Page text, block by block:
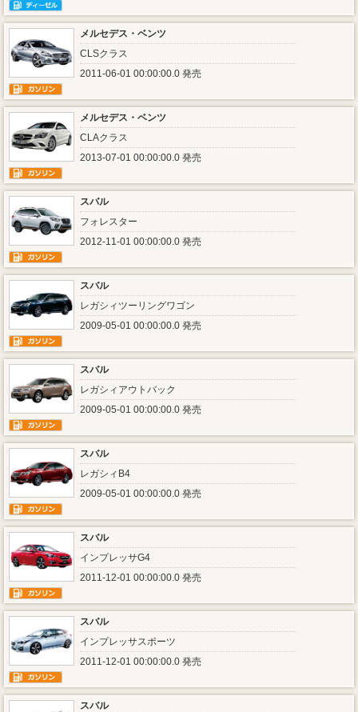
メルセデス・ベンツ
CLSクラス
2011-06-01 00:00:00.0 発売
メルセデス・ベンツ
CLAクラス
2013-07-01 00:00:00.0 発売
スバル
フォレスター
2012-11-01 00:00:00.0 発売
スバル
レガシィツーリングワゴン
2009-05-01 00:00:00.0 発売
スバル
レガシィアウトバック
2009-05-01 00:00:00.0 発売
スバル
レガシィB4
2009-05-01 00:00:00.0 発売
スバル
インプレッサG4
2011-12-01 00:00:00.0 発売
スバル
インプレッサスポーツ
2011-12-01 00:00:00.0 発売
スバル